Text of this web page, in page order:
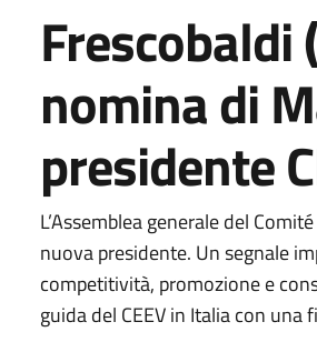
Frescobaldi
nomina di
presidente
L’Assemblea generale del
nuova presidente. Un segnale
competitività, promozione e
guida del CEEV in Italia con una